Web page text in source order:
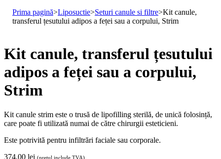
Prima pagină>Liposuctie>Seturi canule si filtre>Kit canule,
transferul țesutului adipos a feței sau a corpului, Strim
Kit canule, transferul țesutului
adipos a feței sau a corpului,
Strim
Kit canule strim este o trusă de lipofilling sterilă, de unică folosință,
care poate fi utilizată numai de către chirurgii esteticieni.
Este potrivită pentru infiltrări faciale sau corporale.
374,00 lei (prețul include TVA)